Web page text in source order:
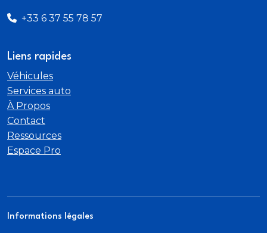
+33 6 37 55 78 57
Liens rapides
Véhicules
Services auto
À Propos
Contact
Ressources
Espace Pro
Informations légales